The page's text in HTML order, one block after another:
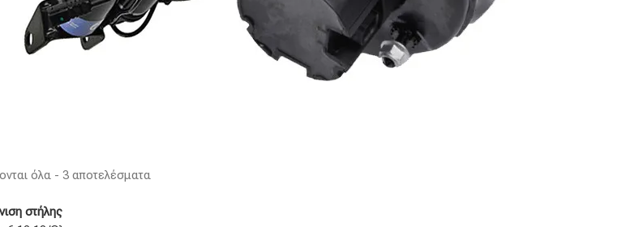
chair
10%
όλα - 3 αποτελέσματα
στήλης